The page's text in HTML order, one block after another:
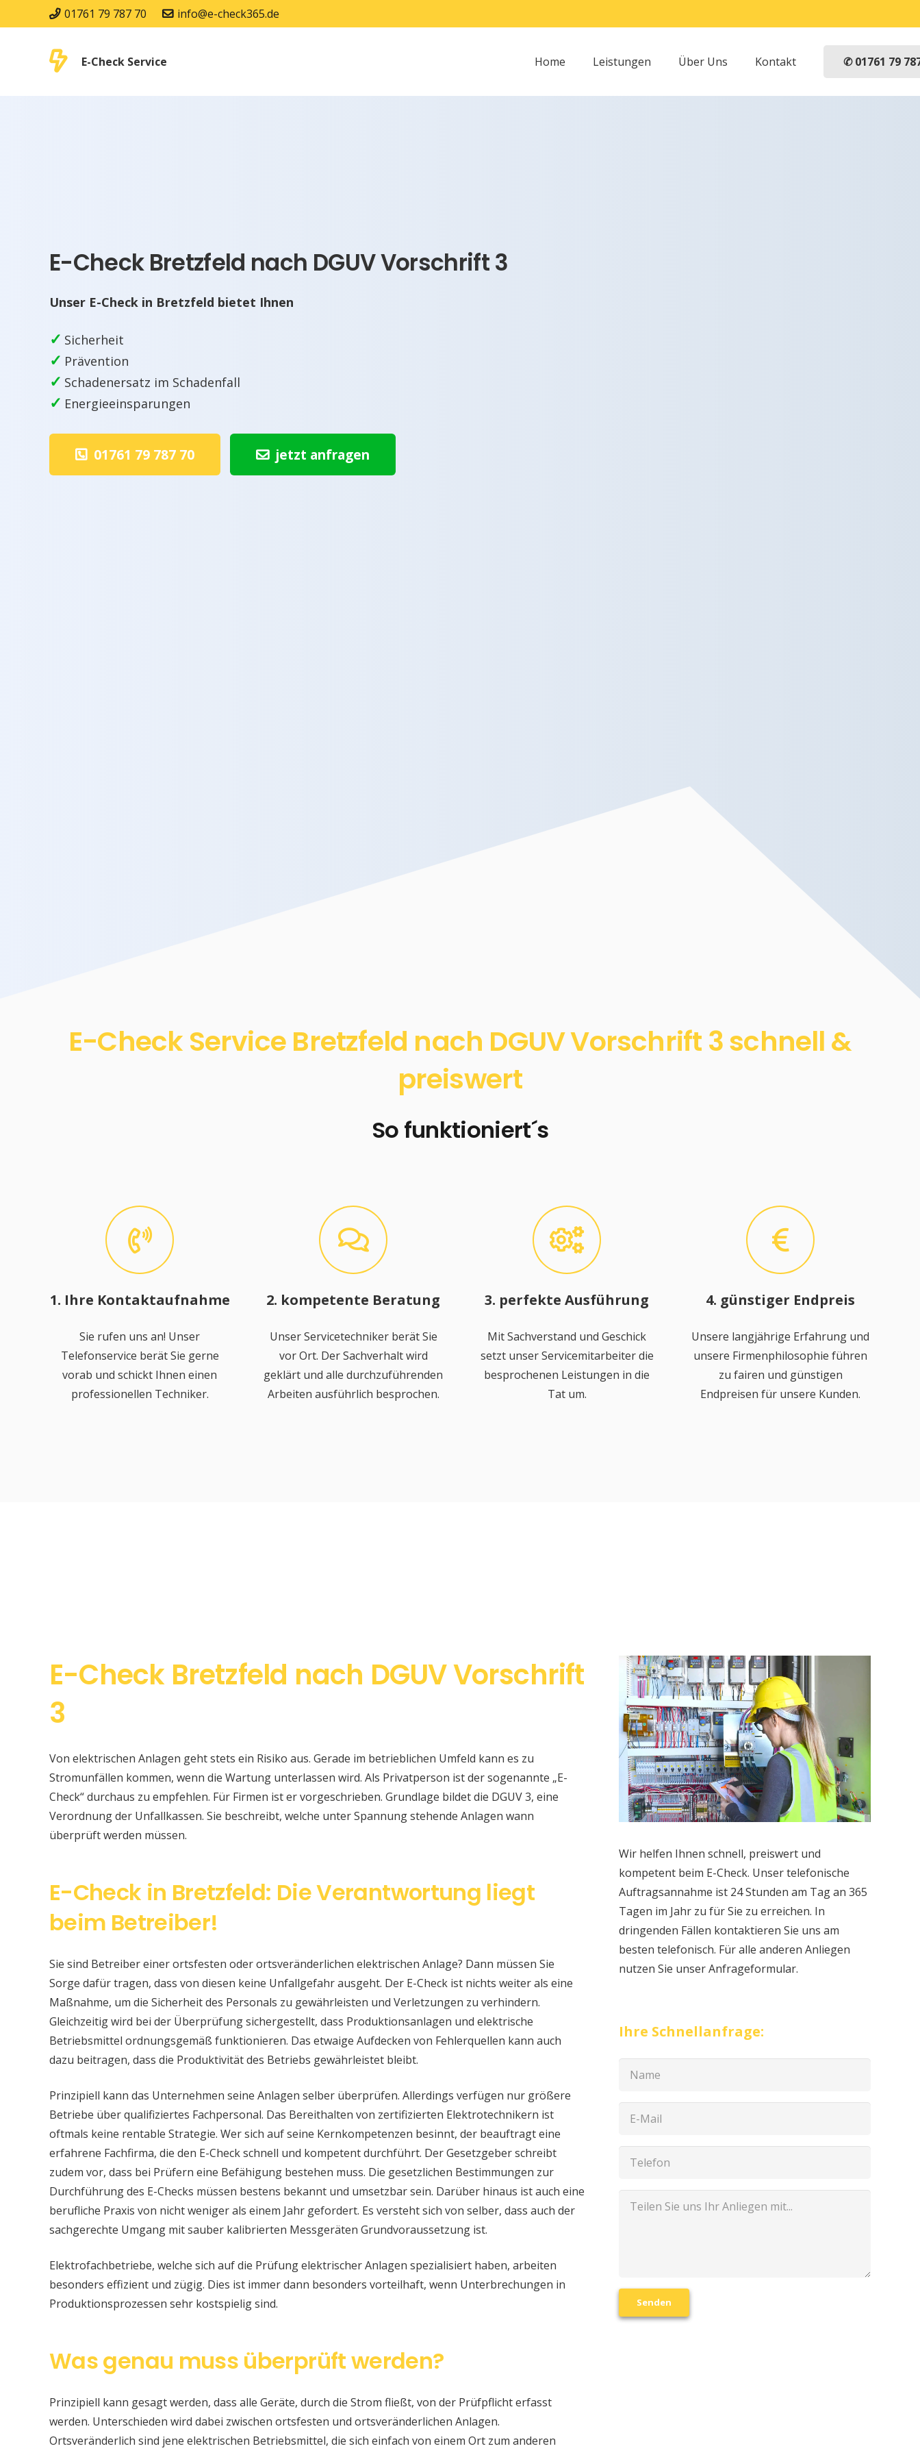
01761 79 787 70 info@e-check365.de
E-Check Service Home Leistungen Über Uns Kontakt ✆ 01761 79
E-Check Bretzfeld nach DGUV Vorschrift 3
Unser E-Check in Bretzfeld bietet Ihnen
✓ Sicherheit
✓ Prävention
✓ Schadenersatz im Schadenfall
✓ Energieeinsparungen
01761 79 787 70 jetzt anfragen
E-Check Service Bretzfeld nach DGUV Vorschrift 3 schnell &
preiswert
So funktioniert´s
1. Ihre Kontaktaufnahme
Sie rufen uns an! Unser
Telefonservice berät Sie gerne
vorab und schickt Ihnen einen
professionellen Techniker.
2. kompetente Beratung
Unser Servicetechniker berät Sie
vor Ort. Der Sachverhalt wird
geklärt und alle durchzuführenden
Arbeiten ausführlich besprochen.
3. perfekte Ausführung
Mit Sachverstand und Geschick
setzt unser Servicemitarbeiter die
besprochenen Leistungen in die
Tat um.
4. günstiger Endpreis
Unsere langjährige Erfahrung und
unsere Firmenphilosophie führen
zu fairen und günstigen
Endpreisen für unsere Kunden.
E-Check Bretzfeld nach DGUV Vorschrift
3
Von elektrischen Anlagen geht stets ein Risiko aus. Gerade im betrieblichen Umfeld kann es zu
Stromunfällen kommen, wenn die Wartung unterlassen wird. Als Privatperson ist der sogenannte „E-
Check“ durchaus zu empfehlen. Für Firmen ist er vorgeschrieben. Grundlage bildet die DGUV 3, eine
Verordnung der Unfallkassen. Sie beschreibt, welche unter Spannung stehende Anlagen wann
überprüft werden müssen.
E-Check in Bretzfeld: Die Verantwortung liegt
beim Betreiber!
Sie sind Betreiber einer ortsfesten oder ortsveränderlichen elektrischen Anlage? Dann müssen Sie
Sorge dafür tragen, dass von diesen keine Unfallgefahr ausgeht. Der E-Check ist nichts weiter als eine
Maßnahme, um die Sicherheit des Personals zu gewährleisten und Verletzungen zu verhindern.
Gleichzeitig wird bei der Überprüfung sichergestellt, dass Produktionsanlagen und elektrische
Betriebsmittel ordnungsgemäß funktionieren. Das etwaige Aufdecken von Fehlerquellen kann auch
dazu beitragen, dass die Produktivität des Betriebs gewährleistet bleibt.
Prinzipiell kann das Unternehmen seine Anlagen selber überprüfen. Allerdings verfügen nur größere
Betriebe über qualifiziertes Fachpersonal. Das Bereithalten von zertifizierten Elektrotechnikern ist
oftmals keine rentable Strategie. Wer sich auf seine Kernkompetenzen besinnt, der beauftragt eine
erfahrene Fachfirma, die den E-Check schnell und kompetent durchführt. Der Gesetzgeber schreibt
zudem vor, dass bei Prüfern eine Befähigung bestehen muss. Die gesetzlichen Bestimmungen zur
Durchführung des E-Checks müssen bestens bekannt und umsetzbar sein. Darüber hinaus ist auch eine
berufliche Praxis von nicht weniger als einem Jahr gefordert. Es versteht sich von selber, dass auch der
sachgerechte Umgang mit sauber kalibrierten Messgeräten Grundvoraussetzung ist.
Elektrofachbetriebe, welche sich auf die Prüfung elektrischer Anlagen spezialisiert haben, arbeiten
besonders effizient und zügig. Dies ist immer dann besonders vorteilhaft, wenn Unterbrechungen in
Produktionsprozessen sehr kostspielig sind.
Was genau muss überprüft werden?
Prinzipiell kann gesagt werden, dass alle Geräte, durch die Strom fließt, von der Prüfpflicht erfasst
werden. Unterschieden wird dabei zwischen ortsfesten und ortsveränderlichen Anlagen.
Ortsveränderlich sind jene elektrischen Betriebsmittel, die sich einfach von einem Ort zum anderen
Wir helfen Ihnen schnell, preiswert und
kompetent beim E-Check. Unser telefonische
Auftragsannahme ist 24 Stunden am Tag an 365
Tagen im Jahr zu für Sie zu erreichen. In
dringenden Fällen kontaktieren Sie uns am
besten telefonisch. Für alle anderen Anliegen
nutzen Sie unser Anfrageformular.
Ihre Schnellanfrage:
Senden